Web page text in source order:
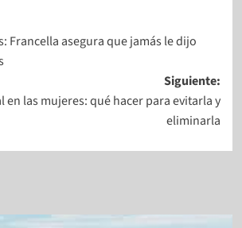
Francella asegura que jamás le dijo
Siguiente:
en las mujeres: qué hacer para evitarla y
eliminarla